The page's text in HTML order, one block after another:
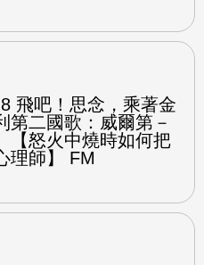
飛吧！思念，乘著金
第二國歌：威爾第－
【怒火中燒時如何把
理師】 FM